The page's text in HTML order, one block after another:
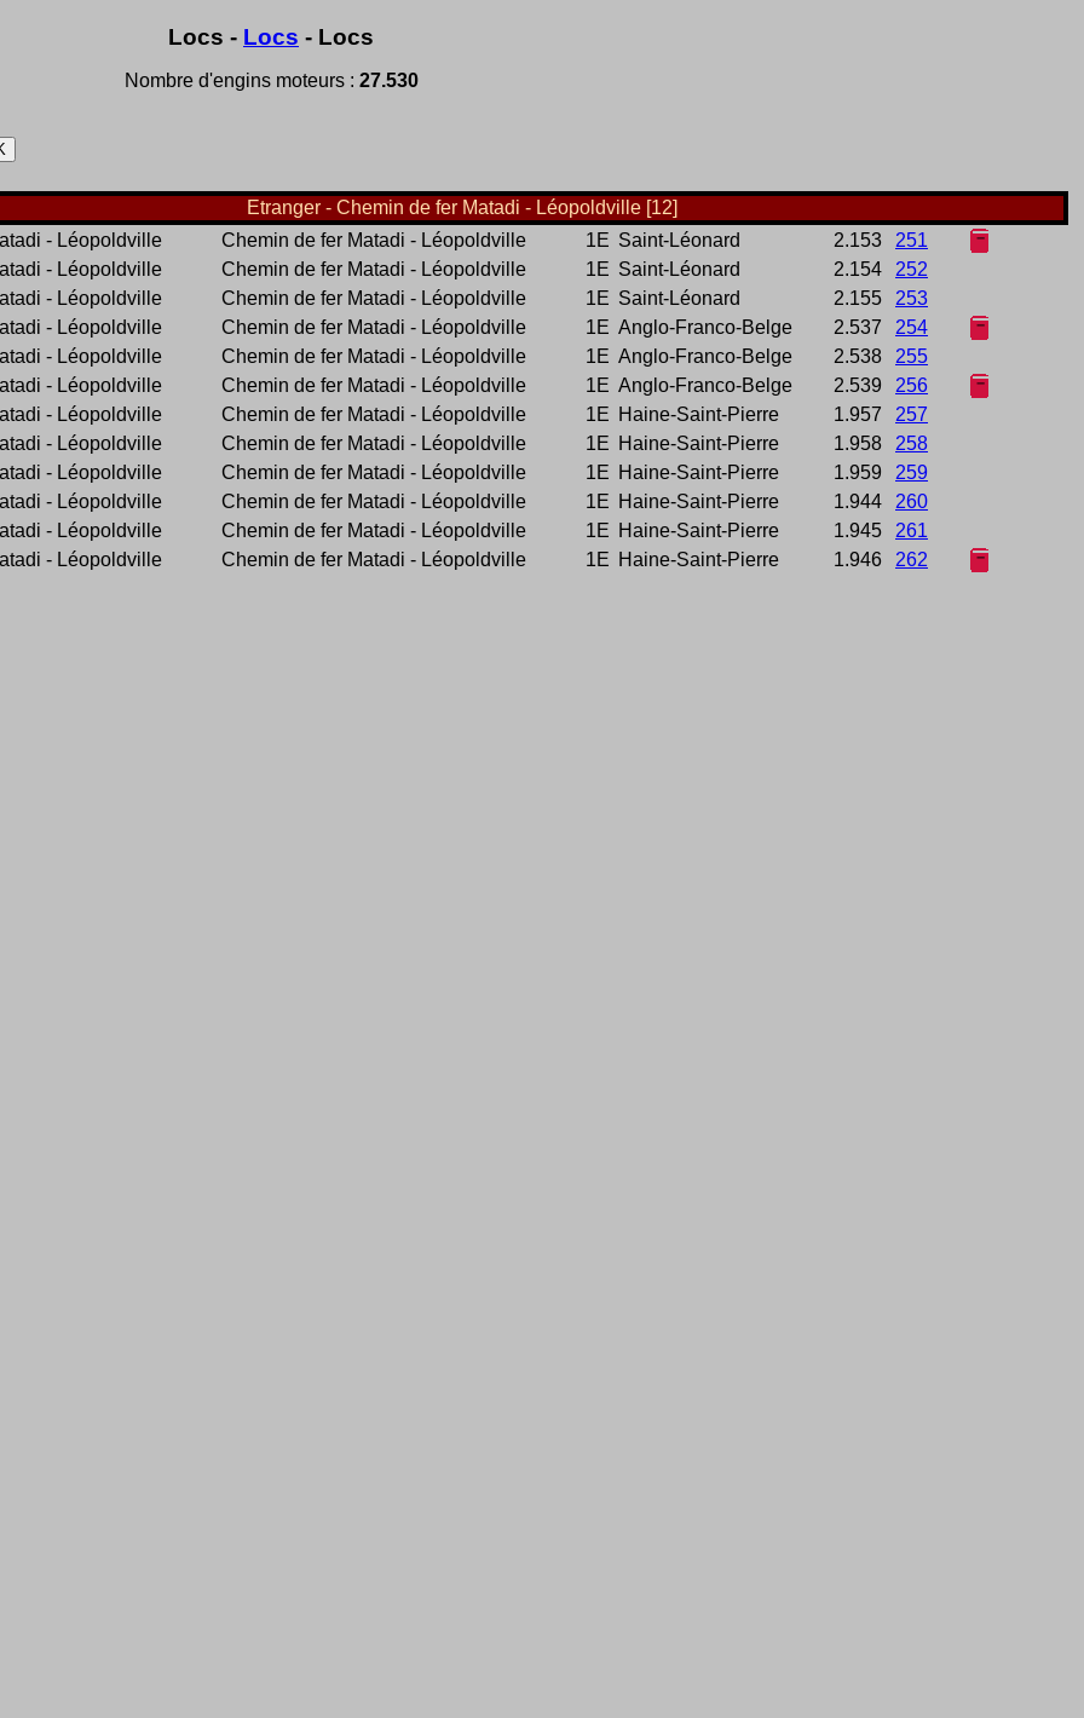
Locs - Locs - Locs
Nombre d'engins moteurs : 27.530
Etranger - Chemin de fer Matadi - Léopoldville [12]
- Léopoldville
Chemin de fer Matadi - Léopoldville 1E Saint-Léonard 2.153
251
- Léopoldville
Chemin de fer Matadi - Léopoldville 1E Saint-Léonard 2.154
252
- Léopoldville
Chemin de fer Matadi - Léopoldville 1E Saint-Léonard 2.155
253
- Léopoldville
Chemin de fer Matadi - Léopoldville 1E Anglo-Franco-Belge 2.537
254
- Léopoldville
Chemin de fer Matadi - Léopoldville 1E Anglo-Franco-Belge 2.538
255
- Léopoldville
Chemin de fer Matadi - Léopoldville 1E Anglo-Franco-Belge 2.539
256
- Léopoldville
Chemin de fer Matadi - Léopoldville 1E Haine-Saint-Pierre 1.957
257
- Léopoldville
Chemin de fer Matadi - Léopoldville 1E Haine-Saint-Pierre 1.958
258
- Léopoldville
Chemin de fer Matadi - Léopoldville 1E Haine-Saint-Pierre 1.959
259
- Léopoldville
Chemin de fer Matadi - Léopoldville 1E Haine-Saint-Pierre 1.944
260
- Léopoldville
Chemin de fer Matadi - Léopoldville 1E Haine-Saint-Pierre 1.945
261
- Léopoldville
Chemin de fer Matadi - Léopoldville 1E Haine-Saint-Pierre 1.946 262